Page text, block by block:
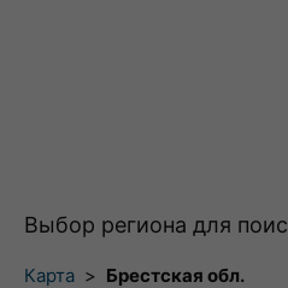
Выбор региона для
Карта > Брестская обл.